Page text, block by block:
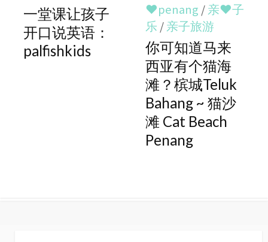
一堂课让孩子
开口说英语：
palfishkids
♥penang /亲♥子
乐 /亲子旅游
你可知道马来
西亚有个猫海
滩？槟城Teluk
Bahang ~ 猫沙
滩 Cat Beach
Penang